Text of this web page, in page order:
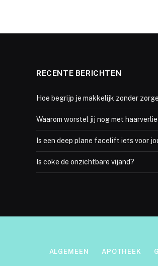
RECENTE BERICHTEN
Hoe begrijp je makkelijk zonder
Waarom worstel jij nog met
Is een deep plane facelift iets voor
Is coke de onzichtbare vijand?
ALGEMEEN APOTHEEK